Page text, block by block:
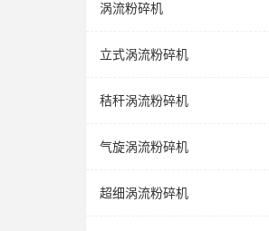
涡流粉碎机
立式涡流粉碎机
秸秆涡流粉碎机
气旋涡流粉碎机
超细涡流粉碎机